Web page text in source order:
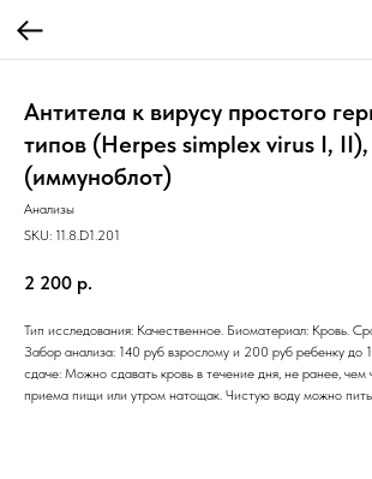
Антитела к вирусу простого
типов (Herpes simplex virus I,
(иммуноблот)
Анализы
SKU: 11.8.D1.201
2 200 р.
Тип исследования: Качественное. Биоматериал: Кровь.
Забор анализа: 140 руб взрослому и 200 руб ребенку до
сдаче: Можно сдавать кровь в течение дня, не ранее, чем
приема пищи или утром натощак. Чистую воду можно